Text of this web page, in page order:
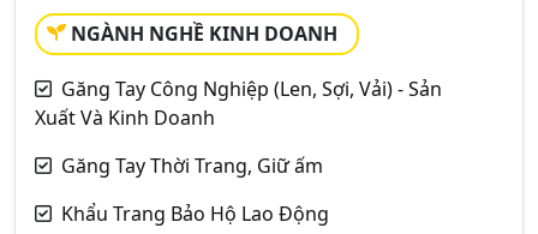
NGÀNH NGHỀ KINH DOANH
Găng Tay Công Nghiệp (Len, Sợi, Vải) - Sản
Xuất Và Kinh Doanh
Găng Tay Thời Trang, Giữ ấm
Khẩu Trang Bảo Hộ Lao Động